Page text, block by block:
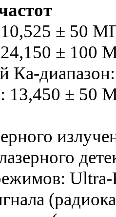
± 50
± 100
Ка-
13,450 ± 50
Ultra-